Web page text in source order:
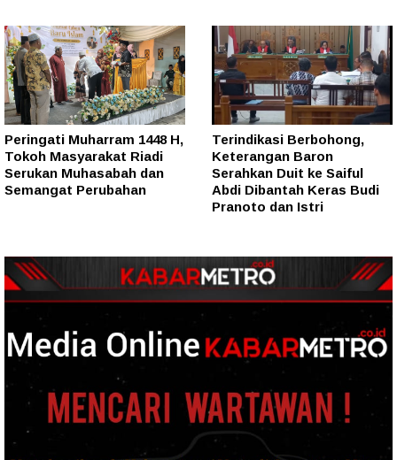
Peringati Muharram 1448 H,
Tokoh Masyarakat Riadi
Serukan Muhasabah dan
Semangat Perubahan
Terindikasi Berbohong,
Keterangan Baron
Serahkan Duit ke Saiful
Abdi Dibantah Keras Budi
Pranoto dan Istri